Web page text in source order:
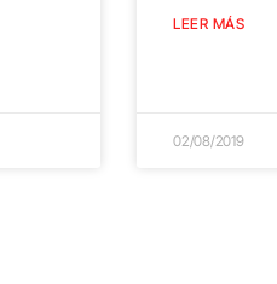
LEER MÁS
02/08/2019